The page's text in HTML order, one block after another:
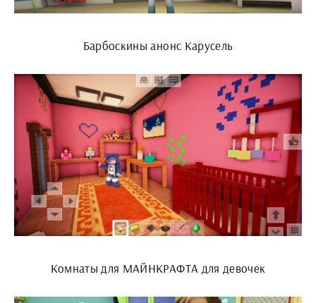
Барбоскины анонс Карусель
Комнаты для МАЙНКРАФТА для девочек